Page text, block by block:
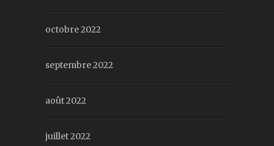
octobre 2022
septembre 2022
août 2022
juillet 2022